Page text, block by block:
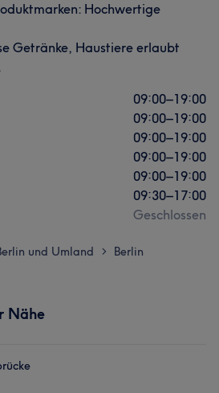
Hochwertige
Getränke, Haustiere erlaubt
09:00–19:00
09:00–19:00
09:00–19:00
09:00–19:00
09:00–19:00
09:30–17:00
Geschlossen
und Umland > Berlin
Nähe